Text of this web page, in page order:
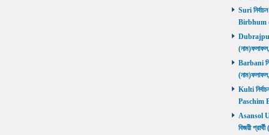
Suri
Birbhum
Dubrajpur
Barbani
Kulti
Paschim
Asansol
বিজয়ী